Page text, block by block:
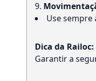
Use sempre
Dica da Railoc:
Garantir a